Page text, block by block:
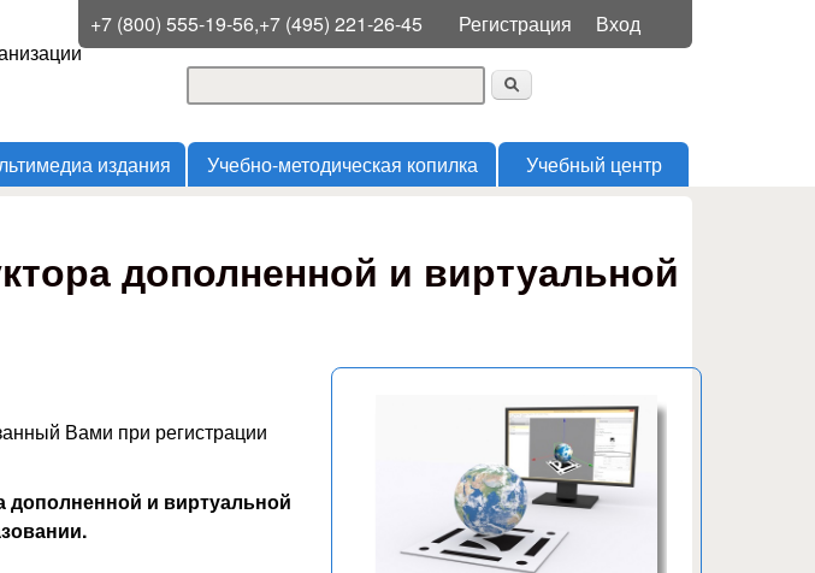
основному
Меню пользователя
Регистрация Вход
+7 (800) 555-19-56,+7 (495) 221-26-45
Форма поиска
издания Учебно-методическая копилка Учебный центр
дополненной и виртуальной
Вами при регистрации
дополненной и виртуальной